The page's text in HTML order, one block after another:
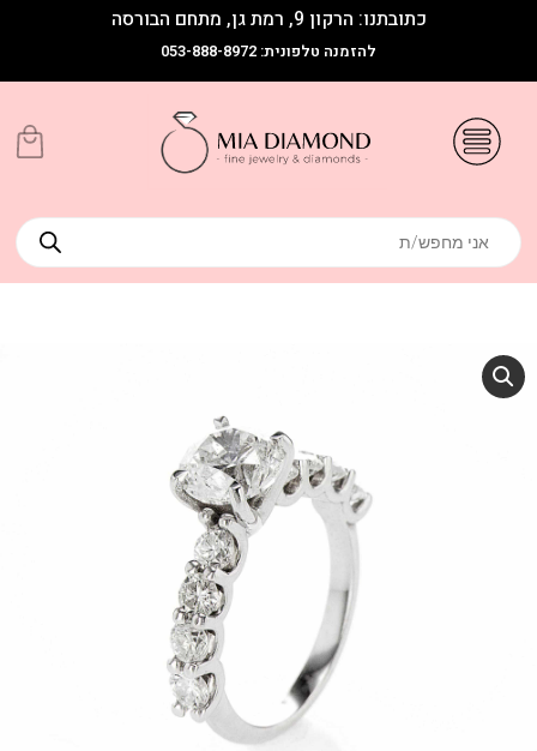
כתובתנו: הרקון 9, רמת גן, מתחם הבורסה
להזמנה טלפונית: 053-888-8972